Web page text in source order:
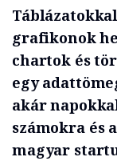
grafikonok
chartok és
egy
akár
számokra és
magyar